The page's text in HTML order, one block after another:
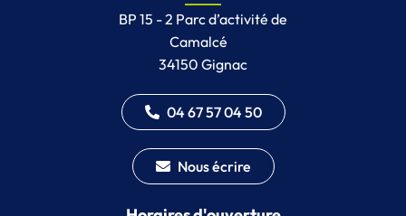
BP 15 - 2 Parc d’activité de
Camalcé
34150 Gignac
04 67 57 04 50
Nous écrire